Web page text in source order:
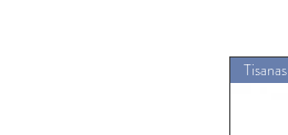
Tisanas